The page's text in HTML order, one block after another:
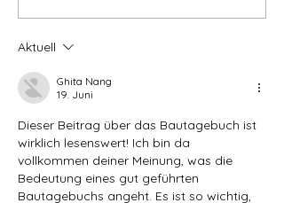
eigentlich Keramik zu
Aktuell
Ghita Nang
19. Juni
Dieser Beitrag über das Bautagebuch ist
wirklich lesenswert! Ich bin da
vollkommen deiner Meinung, was die
Bedeutung eines gut geführten
Bautagebuchs angeht. Es ist so wichtig,